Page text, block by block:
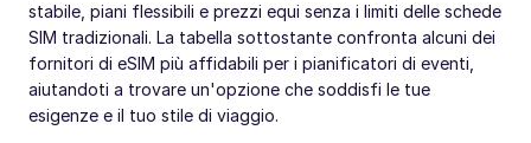
stabile, piani flessibili e prezzi equi senza i limiti delle schede
SIM tradizionali. La tabella sottostante confronta alcuni dei
fornitori di eSIM più affidabili per i pianificatori di eventi,
aiutandoti a trovare un'opzione che soddisfi le tue
esigenze e il tuo stile di viaggio.